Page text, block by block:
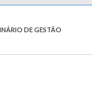
DE GESTÃO